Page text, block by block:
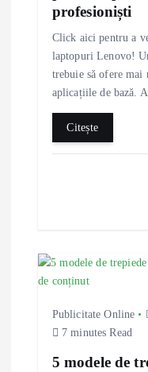
profesioniști
Click aici pentru a
laptopuri Lenovo!
trebuie să ofere mai
aplicațiile de bază.
Citește
Publicitate Online
7 minutes Read
5 modele de